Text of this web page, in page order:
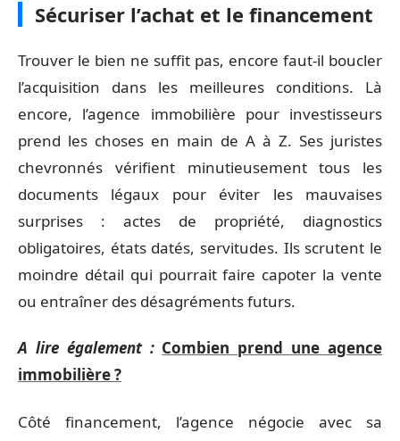
Sécuriser l’achat et le financement
Trouver le bien ne suffit pas, encore faut-il boucler
l’acquisition dans les meilleures conditions. Là
encore, l’agence immobilière pour investisseurs
prend les choses en main de A à Z. Ses juristes
chevronnés vérifient minutieusement tous les
documents légaux pour éviter les mauvaises
surprises : actes de propriété, diagnostics
obligatoires, états datés, servitudes. Ils scrutent le
moindre détail qui pourrait faire capoter la vente
ou entraîner des désagréments futurs.
A lire également : Combien prend une agence
immobilière ?
Côté financement, l’agence négocie avec sa